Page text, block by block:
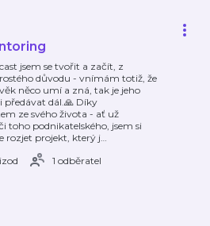
jsem se tvořit a začít, z
důvodu - vnímám totiž, že
něco umí a zná, tak je jeho
předávat dál.🙏 Díky
ze svého života - ať už
toho podnikatelského, jsem si
rozjet projekt, který j…
1 odběratel